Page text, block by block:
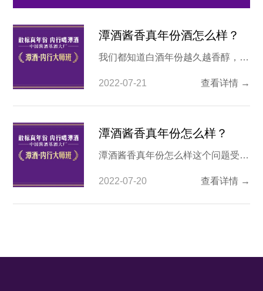
潭酒酱香真年份酒怎么样？
我们都知道白酒年份越久越香醇，这
年潭酒在酱香酒中脱颖而出，受到很
多就有的喜爱，特别是潭酒“敢标真
的好感。那潭酒的酱香真年份酒怎么
样。值得入手吗？ 1.要知道酱香真年
2022-07-21 查看详情 →
潭酒酱香真年份怎么样？
潭酒酱香真年份怎么样这个问题受到
品牌众多，也有很多白酒号称是真年
份酒，但事实上有一些酒只含有少量
2022-07-20 查看详情 →